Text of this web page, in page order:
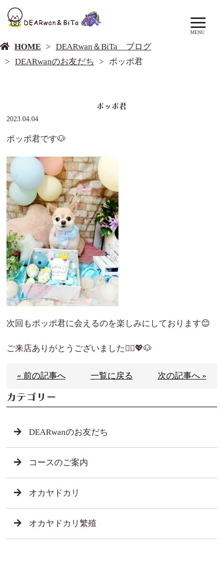
MENU
HOME
DEARwan＆BiTa ブログ
DEARwanのお友だち
ポッポ君
ポッポ君
2023.04.04
ポッポ君です🐶
次回もポッポ君に会えるのを楽しみにしております😊
ご来店ありがとうございました🙇‍♀️💖🐶
« 前の記事へ 一覧に戻る 次の記事へ »
カテゴリー
DEARwanのお友だち
コースのご案内
オカヤドカリ
オカヤドカリ繁殖